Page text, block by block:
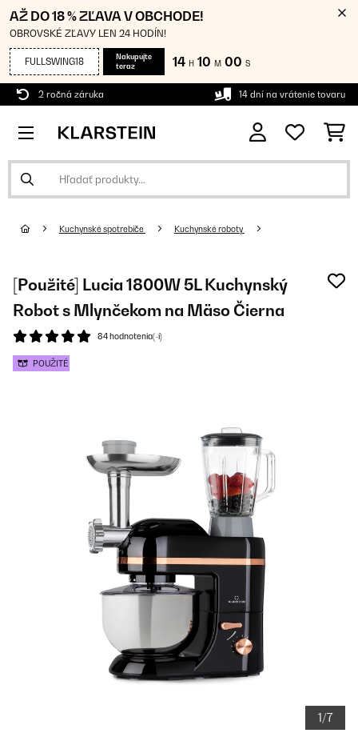
AŽ DO 18 % ZĽAVA V OBCHODE!
OBROVSKÉ ZĽAVY LEN 24 HODÍN!
FULLSWING18
Nakupujte
teraz
14 H 10 M 00 S
2 ročná záruka 14 dní na vrátenie tovaru
Kuchynské spotrebiče Kuchynské roboty
[Použité] Lucia 1800W 5L Kuchynský
Robot s Mlynčekom na Mäso Čierna
84 hodnotenia(-í)
POUŽITÉ
1/7